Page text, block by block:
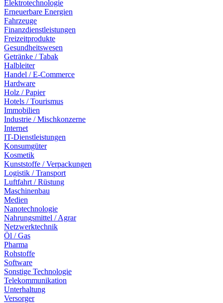
Elektrotechnologie
Erneuerbare Energien
Fahrzeuge
Finanzdienstleistungen
Freizeitprodukte
Gesundheitswesen
Getränke / Tabak
Halbleiter
Handel / E-Commerce
Hardware
Holz / Papier
Hotels / Tourismus
Immobilien
Industrie / Mischkonzerne
Internet
IT-Dienstleistungen
Konsumgüter
Kosmetik
Kunststoffe / Verpackungen
Logistik / Transport
Luftfahrt / Rüstung
Maschinenbau
Medien
Nanotechnologie
Nahrungsmittel / Agrar
Netzwerktechnik
Öl / Gas
Pharma
Rohstoffe
Software
Sonstige Technologie
Telekommunikation
Unterhaltung
Versorger